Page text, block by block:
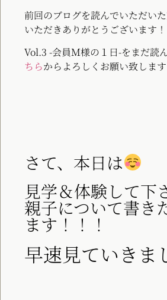
前回のブログを読んでいただい
いただきありがとうございます！
Vol.3 -会員Ｍ様の１日-をまだ読
ちらからよろしくお願い致します
さて、本日は
見学＆体験して下
親子について書き
ます！！！
早速見ていきま